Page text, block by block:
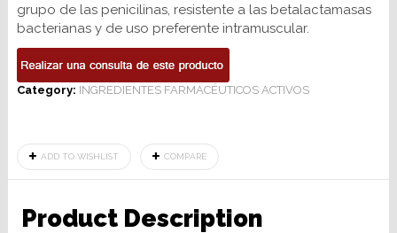
grupo de las penicilinas, resistente a las betalactamasas
bacterianas y de uso preferente intramuscular.
Category: INGREDIENTES FARMACÉUTICOS ACTIVOS
ADD TO WISHLIST COMPARE
Product Description